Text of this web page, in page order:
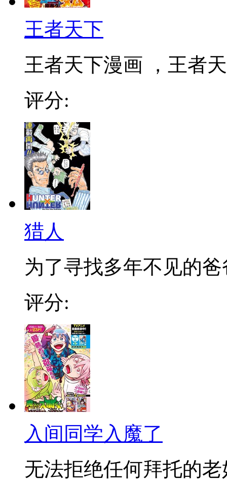
王者天下
王者天下漫画 ，王者
评分:
猎人
为了寻找多年不见的爸
评分:
入间同学入魔了
无法拒绝任何拜托的老